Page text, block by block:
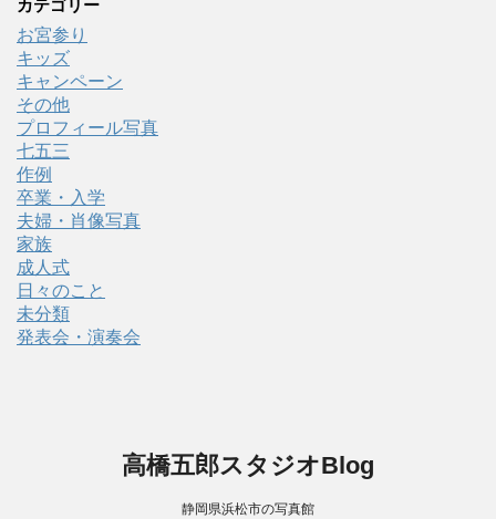
カテゴリー
お宮参り
キッズ
キャンペーン
その他
プロフィール写真
七五三
作例
卒業・入学
夫婦・肖像写真
家族
成人式
日々のこと
未分類
発表会・演奏会
高橋五郎スタジオBlog
静岡県浜松市の写真館